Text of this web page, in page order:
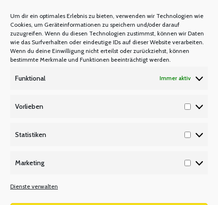
Um dir ein optimales Erlebnis zu bieten, verwenden wir Technologien wie
Cookies, um Geräteinformationen zu speichern und/oder darauf
zuzugreifen. Wenn du diesen Technologien zustimmst, können wir Daten
wie das Surfverhalten oder eindeutige IDs auf dieser Website verarbeiten.
Wenn du deine Einwilligung nicht erteilst oder zurückziehst, können
bestimmte Merkmale und Funktionen beeinträchtigt werden.
Funktional Immer aktiv
Vorlieben
Statistiken
Marketing
Dienste verwalten
Mastercard
Warum Mitglied werden?
Mitgliedsbeitrag
Mitglied werden
Tarifbeschäftigte
V W X